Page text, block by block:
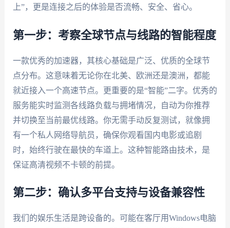
上”，更是连接之后的体验是否流畅、安全、省心。
第一步：考察全球节点与线路的智能程度
一款优秀的加速器，其核心基础是广泛、优质的全球节
点分布。这意味着无论你在北美、欧洲还是澳洲，都能
就近接入一个高速节点。更重要的是“智能”二字。优秀的
服务能实时监测各线路负载与拥堵情况，自动为你推荐
并切换至当前最优线路。你无需手动反复测试，就像拥
有一个私人网络导航员，确保你观看国内电影或追剧
时，始终行驶在最快的车道上。这种智能路由技术，是
保证高清视频不卡顿的前提。
第二步：确认多平台支持与设备兼容性
我们的娱乐生活是跨设备的。可能在客厅用Windows电脑